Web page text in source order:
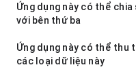
Ứng dụng này có thể
với bên thứ ba
Ứng dụng này có thể thu
các loại dữ liệu này